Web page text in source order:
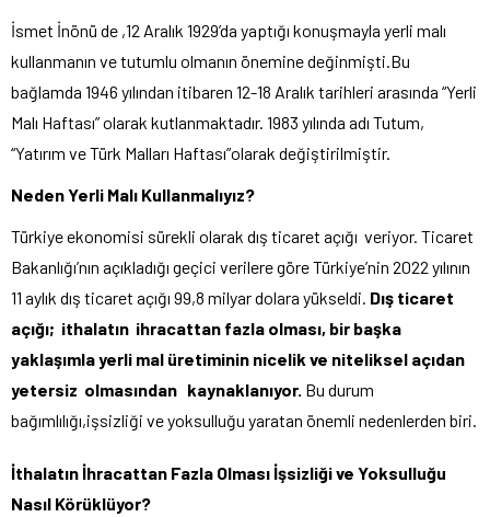
İsmet İnönü de ,12 Aralık 1929’da yaptığı konuşmayla yerli malı
kullanmanın ve tutumlu olmanın önemine değinmişti.Bu
bağlamda 1946 yılından itibaren 12-18 Aralık tarihleri arasında “Yerli
Malı Haftası” olarak kutlanmaktadır. 1983 yılında adı Tutum,
“Yatırım ve Türk Malları Haftası”olarak değiştirilmiştir.
Neden Yerli Malı Kullanmalıyız?
Türkiye ekonomisi sürekli olarak dış ticaret açığı veriyor. Ticaret
Bakanlığı’nın açıkladığı geçici verilere göre Türkiye’nin 2022 yılının
11 aylık dış ticaret açığı 99,8 milyar dolara yükseldi. Dış ticaret
açığı; ithalatın ihracattan fazla olması, bir başka
yaklaşımla yerli mal üretiminin nicelik ve niteliksel açıdan
yetersiz olmasından kaynaklanıyor. Bu durum
bağımlılığı,işsizliği ve yoksulluğu yaratan önemli nedenlerden biri.
İthalatın İhracattan Fazla Olması İşsizliği ve Yoksulluğu
Nasıl Körüklüyor?